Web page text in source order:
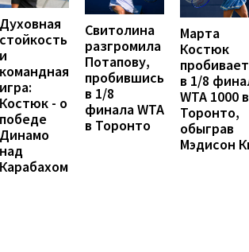
Духовная
стойкость
и
командная
игра:
Костюк - о
победе
Динамо
над
Карабахом
Свитолина
разгромила
Потапову,
пробившись
в 1/8
финала WTA
в Торонто
Марта
Костюк
в 1/8
WTA 1000 в
Торонто,
обыграв
Мэдисон